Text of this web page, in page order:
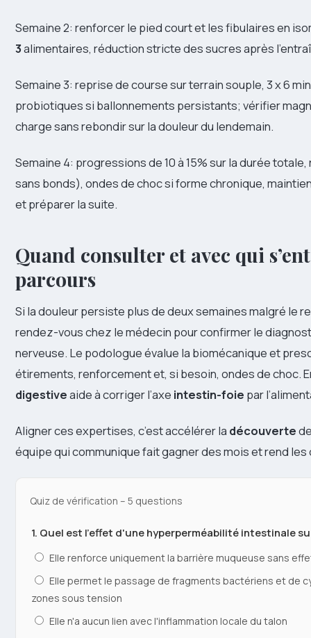
Semaine 2: renforcer le pied court et les fibulaires en
3alimentaires, réduction stricte des sucres après
Semaine 3: reprise de course sur terrain souple, 3 x 6
probiotiques si ballonnements persistants; vérifier
charge sans rebondir sur la douleur du lendemain.
Semaine 4: progressions de 10 à 15% sur la durée
sans bonds), ondes de choc si forme chronique,
et préparer la suite.
Quand consulter et avec qui
parcours
Si la douleur persiste plus de deux semaines malgré le
rendez-vous chez le médecin pour confirmer le
nerveuse. Le podologue évalue la biomécanique et
étirements, renforcement et, si besoin, ondes de choc.
digestiveaide à corriger l’axe intestin-foie par
Aligner ces expertises, c’est accélérer la découverte
équipe qui communique fait gagner des mois et rend
Quiz de vérification – 5 questions
1. Quel est l'effet d'une hyperperméabilité intestinale
Elle renforce uniquement la barrière muqueuse sans
Elle permet le passage de fragments bactériens et de
zones sous tension
Elle n'a aucun lien avec l'inflammation locale du talon